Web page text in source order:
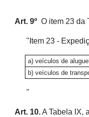
Art. 9º O item 23 da
"Item 23 -
a) veículos de aluguel
b) veículos de
"
Art. 10.A Tabela IX,